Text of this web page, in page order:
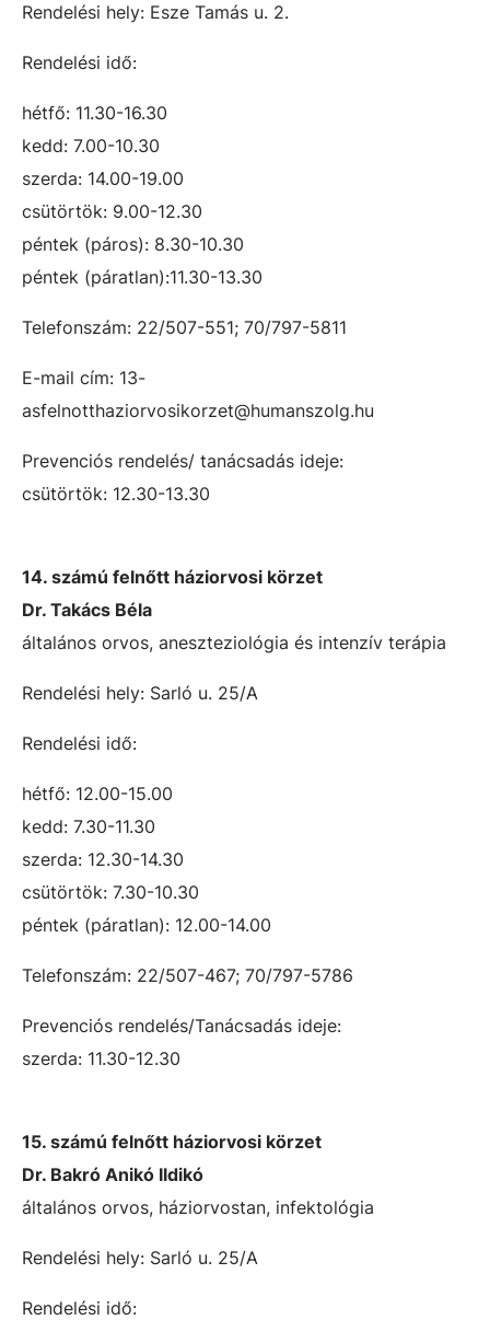
Rendelési hely: Esze Tamás u. 2.
Rendelési idő:
hétfő: 11.30-16.30
kedd: 7.00-10.30
szerda: 14.00-19.00
csütörtök: 9.00-12.30
péntek (páros): 8.30-10.30
péntek (páratlan):11.30-13.30
Telefonszám: 22/507-551; 70/797-5811
E-mail cím: 13-
asfelnotthaziorvosikorzet@humanszolg.hu
Prevenciós rendelés/ tanácsadás ideje:
csütörtök: 12.30-13.30
14. számú felnőtt háziorvosi körzet
Dr. Takács Béla
általános orvos, aneszteziológia és intenzív terápia
Rendelési hely: Sarló u. 25/A
Rendelési idő:
hétfő: 12.00-15.00
kedd: 7.30-11.30
szerda: 12.30-14.30
csütörtök: 7.30-10.30
péntek (páratlan): 12.00-14.00
Telefonszám: 22/507-467; 70/797-5786
Prevenciós rendelés/Tanácsadás ideje:
szerda: 11.30-12.30
15. számú felnőtt háziorvosi körzet
Dr. Bakró Anikó Ildikó
általános orvos, háziorvostan, infektológia
Rendelési hely: Sarló u. 25/A
Rendelési idő: